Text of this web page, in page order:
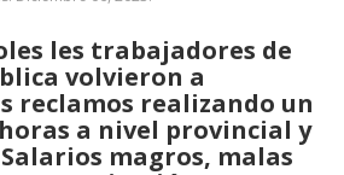
les trabajadores de
volvieron a
reclamos realizando un
a nivel provincial y
magros, malas